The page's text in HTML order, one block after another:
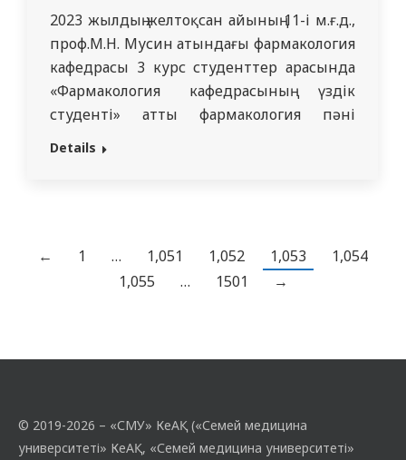
2023 жылдың желтоқсан айының 11-і м.ғ.д.,
проф.М.Н. Мусин атындағы фармакология
кафедрасы 3 курс студенттер арасында
«Фармакология кафедрасының үздік
студенті» атты фармакология пәні
бойынша пәндік олимпиада өткізді.
ұйымдастырды. Олимпиада 3 кезеңнен
тұрды: 1 кезең QWIZZIZ
Details
← 1 … 1,051 1,052 1,053
1,054
1,055
… 1501 →
© 2019-2026 – «СМУ» КеАҚ («Семей медицина
университеті» КеАҚ, «Семей медицина университеті»